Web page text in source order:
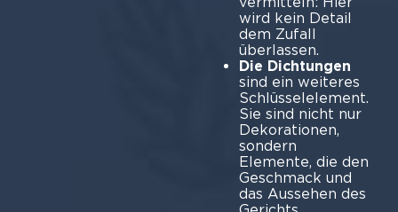
wird kein Detail
dem Zufall
Die Dichtungen
sind ein weiteres
Schlüsselelement.
Sie sind nicht nur
Dekorationen,
sondern
Elemente, die den
Geschmack und
das Aussehen des